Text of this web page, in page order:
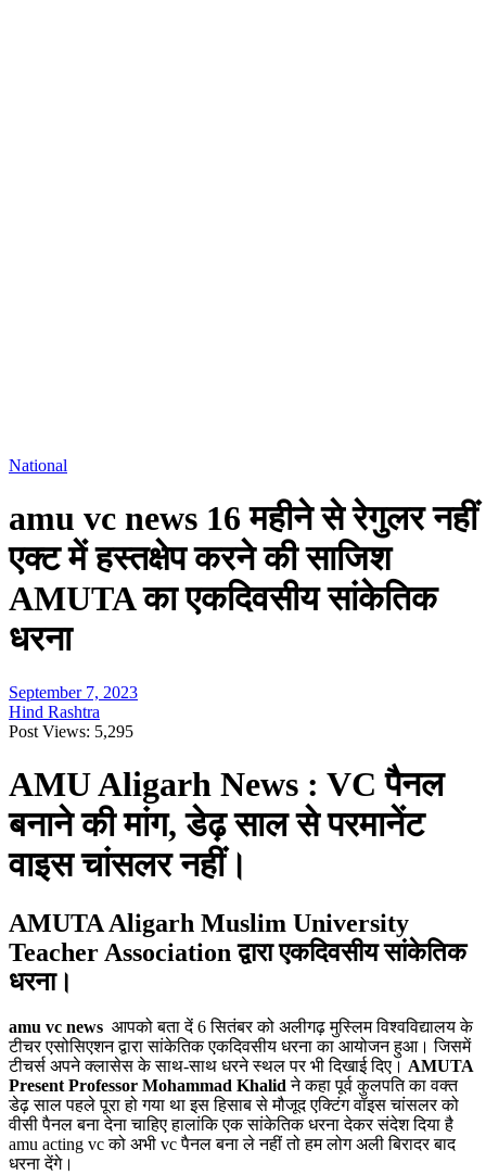
National
amu vc news 16 महीने से रेगुलर नहीं
एक्ट में हस्तक्षेप करने की साजिश
AMUTA का एकदिवसीय सांकेतिक
धरना
September 7, 2023
Hind Rashtra
Post Views: 5,295
AMU Aligarh News : VC पैनल
बनाने की मांग, डेढ़ साल से परमानेंट
वाइस चांसलर नहीं।
AMUTA Aligarh Muslim University
Teacher Association द्वारा एकदिवसीय सांकेतिक
धरना।
amu vc news आपको बता दें 6 सितंबर को अलीगढ़ मुस्लिम विश्वविद्यालय के
टीचर एसोसिएशन द्वारा सांकेतिक एकदिवसीय धरना का आयोजन हुआ। जिसमें
टीचर्स अपने क्लासेस के साथ-साथ धरने स्थल पर भी दिखाई दिए। AMUTA
Present Professor Mohammad Khalidने कहा पूर्व कुलपति का वक्त
डेढ़ साल पहले पूरा हो गया था इस हिसाब से मौजूद एक्टिंग वॉइस चांसलर को
वीसी पैनल बना देना चाहिए हालांकि एक सांकेतिक धरना देकर संदेश दिया है
amu acting vc को अभी vc पैनल बना ले नहीं तो हम लोग अली बिरादर बाद
धरना देंगे।